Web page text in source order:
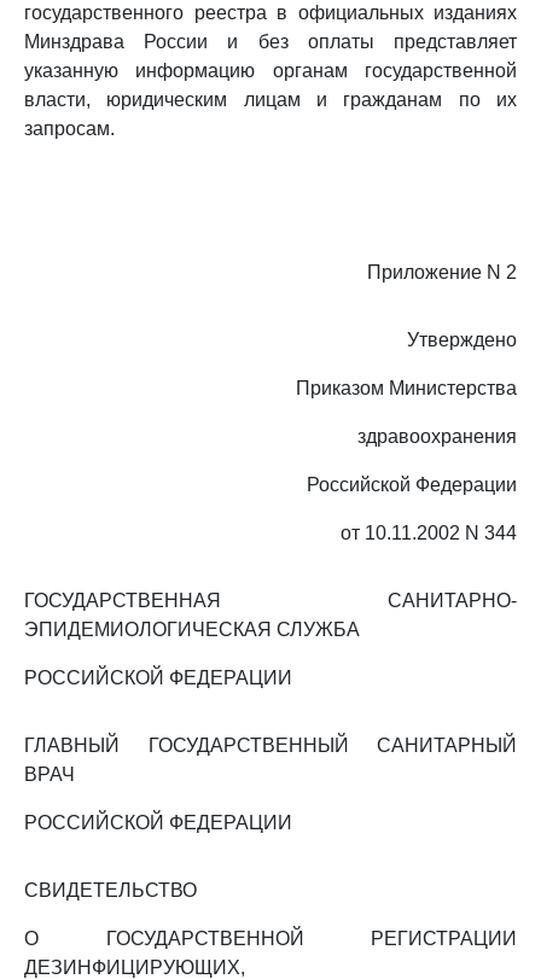
государственного реестра в официальных изданиях
Минздрава России и без оплаты представляет
указанную информацию органам государственной
власти, юридическим лицам и гражданам по их
запросам.
Приложение N 2
Утверждено
Приказом Министерства
здравоохранения
Российской Федерации
от 10.11.2002 N 344
ГОСУДАРСТВЕННАЯ САНИТАРНО-
ЭПИДЕМИОЛОГИЧЕСКАЯ СЛУЖБА
РОССИЙСКОЙ ФЕДЕРАЦИИ
ГЛАВНЫЙ ГОСУДАРСТВЕННЫЙ САНИТАРНЫЙ
ВРАЧ
РОССИЙСКОЙ ФЕДЕРАЦИИ
СВИДЕТЕЛЬСТВО
О ГОСУДАРСТВЕННОЙ РЕГИСТРАЦИИ
ДЕЗИНФИЦИРУЮЩИХ,